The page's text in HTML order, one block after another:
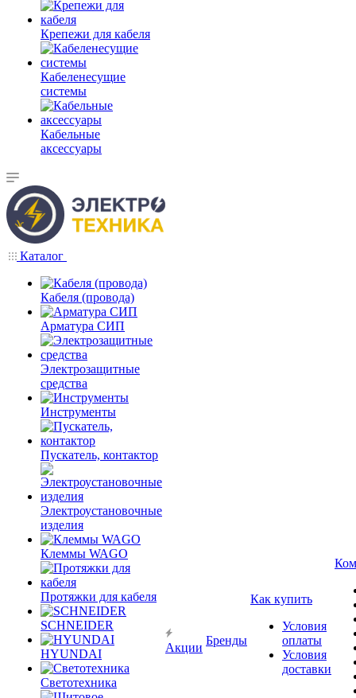
Крепежи для кабеля
Кабеленесущие
системы
Кабельные
аксессуары
Каталог
Кабеля (провода)
Арматура СИП
Электрозащитные
средства
Инструменты
Пускатель, контактор
Электроустановочные
изделия
Клеммы WAGO
Протяжки для кабеля
SCHNEIDER
HYUNDAI
Светотехника
Акции
Бренды
Как купить
Условия
оплаты
Условия
доставки